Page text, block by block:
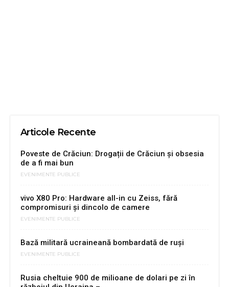
Articole Recente
Poveste de Crăciun: Drogații de Crăciun și obsesia
de a fi mai bun
EVENIMENTE PUBLICE
vivo X80 Pro: Hardware all-in cu Zeiss, fără
compromisuri şi dincolo de camere
EVENIMENTE PUBLICE
Bază militară ucraineană bombardată de ruși
EVENIMENTE PUBLICE
Rusia cheltuie 900 de milioane de dolari pe zi în